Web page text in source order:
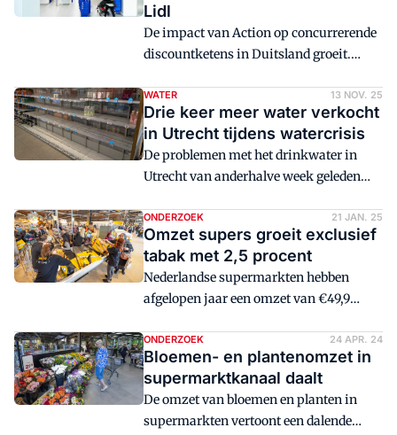
Lidl
De impact van Action op concurrerende
discountketens in Duitsland groeit.
Nederlandse keten ook in food en near-
food snel groeien en omzet wegsnoepen
bij concurrenten.
WATER 13 NOV. 25
Drie keer meer water verkocht
in Utrecht tijdens watercrisis
De problemen met het drinkwater in
Utrecht van anderhalve week geleden
verkoop van flessenwater.
ONDERZOEK 21 JAN. 25
Omzet supers groeit exclusief
tabak met 2,5 procent
Nederlandse supermarkten hebben
afgelopen jaar een omzet van €49,9
tabaksban, die halverwege het jaar
inging, zakt de branche weer onder de
magische grens van €50 miljard.
ONDERZOEK 24 APR. 24
Bloemen- en plantenomzet in
supermarktkanaal daalt
De omzet van bloemen en planten in
supermarkten vertoont een dalende